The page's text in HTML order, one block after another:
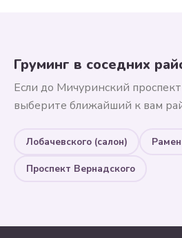
Груминг в соседних
Если до Мичуринский
выберите ближайший к вам
Лобачевского (салон)
Проспект Вернадского